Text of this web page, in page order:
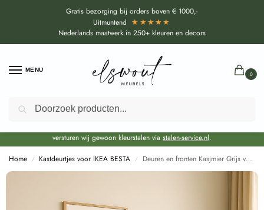
Gratis bezorging bij orders boven € 1000,-
Uitmuntend ★★★★★
Nederlands maatwerk in 250+ kleuren en decors
MENU
0
Door de bouwvakperiode geldt voor alle collecties momenteel een EXTRA
levertijd van circa 3-4 weken bovenop de reguliere levertijd.
versturen wij gewoon kleurstalen via stalen-service.nl.
Home / Kastdeurtjes voor IKEA BESTA / Deuren en fronten Kasjmier Grijs voor Ikea Besta (U702 ST9)